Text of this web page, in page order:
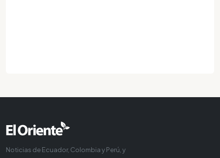
Noticias de Ecuador, Colombia y Perú, y